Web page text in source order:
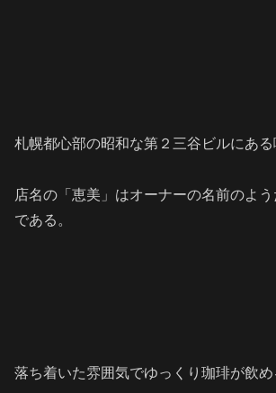
札幌都心部の昭和な第２三谷ビルにある
店名の「恵美」はオーナーの名前のよ
である。
落ち着いた雰囲気でゆっくり珈琲が飲め